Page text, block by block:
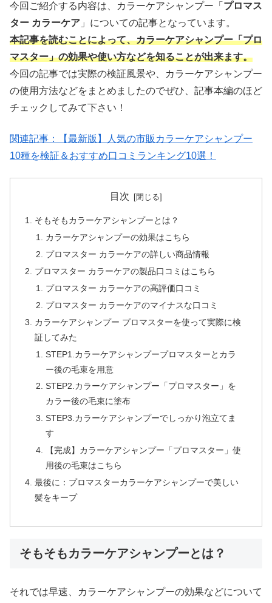
今回ご紹介する内容は、カラーケアシャンプー「 プロマス
ター カラーケア 」についての記事となっています。
本記事を読むことによって、カラーケアシャンプー「プロ
マスター」の効果や使い方などを知ることが出来ます。
今回の記事では実際の検証風景や、カラーケアシャンプー
の使用方法などをまとめましたのでぜひ、記事本編のほど
チェックしてみて下さい！
関連記事：【最新版】人気の市販カラーケアシャンプー
10種を検証＆おすすめ口コミランキング10選！
目次
そもそもカラーケアシャンプーとは？
カラーケアシャンプーの効果はこちら
プロマスター カラーケアの詳しい商品情報
プロマスター カラーケアの製品口コミはこちら
プロマスター カラーケアの高評価口コミ
プロマスター カラーケアのマイナスな口コミ
カラーケアシャンプー プロマスターを使って実際に検
証してみた
STEP1.カラーケアシャンプープロマスターとカラ
ー後の毛束を用意
STEP2.カラーケアシャンプー「プロマスター」を
カラー後の毛束に塗布
STEP3.カラーケアシャンプーでしっかり泡立てま
す
【完成】カラーケアシャンプー「プロマスター」使
用後の毛束はこちら
最後に：プロマスターカラーケアシャンプーで美しい
髪をキープ
そもそもカラーケアシャンプーとは？
それでは早速、カラーケアシャンプーの効果などについて